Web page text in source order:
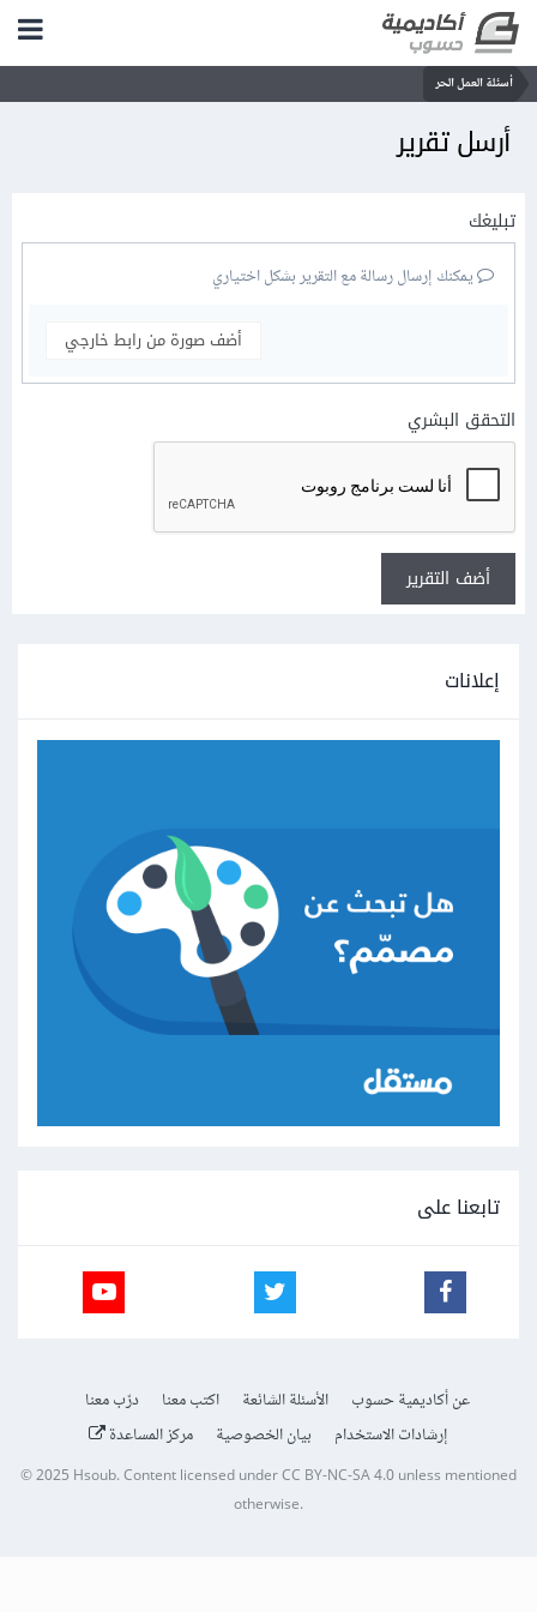
أسئلة العمل الحر
أرسل تقرير
تبليغك
يمكنك إرسال رسالة مع التقرير بشكل اختياري
أضف صورة من رابط خارجي
التحقق البشري
أضف التقرير
إعلانات
تابعنا على
عن أكاديمية حسوب الأسئلة الشائعة اكتب معنا
درّب معنا
إرشادات الاستخدام
بيان الخصوصية مركز المساعدة
© 2025 Hsoub.Content licensed underCC BY-NC-SA 4.0unless mentioned
otherwise.